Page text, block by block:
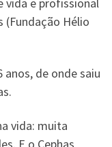
(Fundação Hélio
anos, de onde saiu
vida: muita
E o Cephas